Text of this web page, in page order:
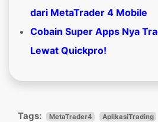
dari MetaTrader 4 Mobile
Cobain Super Apps Nya
Lewat Quickpro!
Tags: MetaTrader4 AplikasiTrading